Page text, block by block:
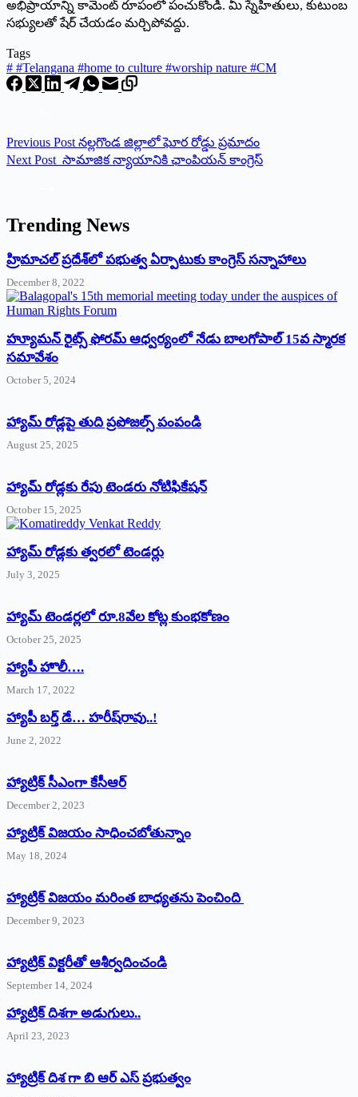
అభిప్రాయాన్ని కామెంట్ రూపంలో పంచుకోండి. మీ స్నేహితులు, కుటుంబ
సభ్యులతో షేర్ చేయడం మర్చిపోవద్దు.
Tags
# #Telangana #home to culture #worship nature #CM
Previous Post నల్లగొండ జిల్లాలో ఘోర రోడ్డు ప్రమాదం
Next Post సామాజిక న్యాయానికి ఛాంపియన్‌ కాంగ్రెస్‌
Trending News
‌హ్రిమాచల్‌ ‌ప్రదేశ్‌లో పభుత్వ ఏర్పాటుకు కాంగ్రెస్‌ ‌సన్నాహాలు
December 8, 2022
హ్యూమన్‌ రైట్స్‌ ఫోరమ్‌ ఆధ్వర్యంలో నేడు బాలగోపాల్‌ 15వ స్మారక
సమావేశం
October 5, 2024
హ్యామ్‌ రోడ్లపై తుది ప్రపోజల్స్‌ పంపండి
August 25, 2025
హ్యామ్‌ రోడ్లకు రేపు టెండరు నోటిఫికేషన్‌
October 15, 2025
హ్యామ్‌ రోడ్లకు త్వరలో టెండర్లు
July 3, 2025
హ్యామ్‌ ‌టెండర్లలో రూ.8వేల కోట్ల కుంభకోణం
October 25, 2025
హ్యాపీ హొలీ….
March 17, 2022
హ్యాపీ బర్త్ ‌డే… హరీష్‌రావు..!
June 2, 2022
హ్యాట్రిక్‌ ‌సీఎంగా కేసీఆర్‌
December 2, 2023
హ్యాట్రిక్‌ విజయం సాధించబోతున్నాం
May 18, 2024
హ్యాట్రిక్ విజయం మరింత బాధ్యతను పెంచింది
December 9, 2023
హ్యాట్రిక్‌ ‌విక్టరీతో ఆశీర్వదించండి
September 14, 2024
‌హ్యాట్రిక్‌ ‌దిశగా అడుగులు..
April 23, 2023
హ్యాట్రిక్ దిశ గా బి ఆర్ ఎస్ ప్రభుత్వం